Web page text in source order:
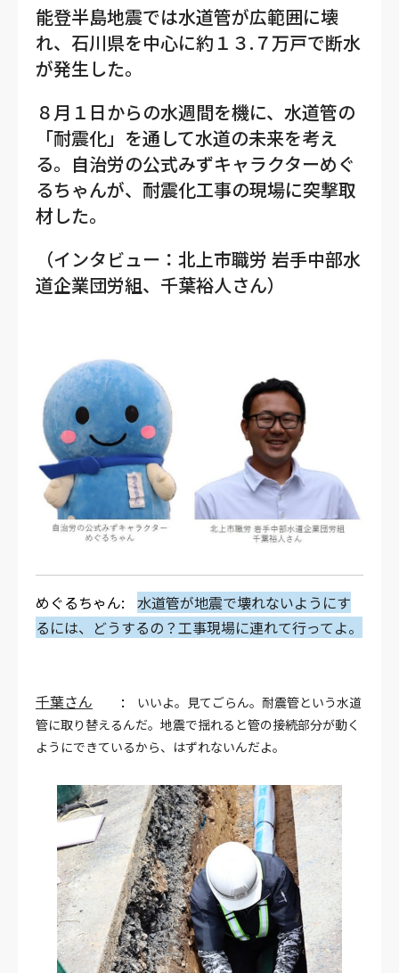
能登半島地震では水道管が広範囲に壊
れ、石川県を中心に約１３.７万戸で断水
が発生した。
８月１日からの水週間を機に、水道管の
「耐震化」を通して水道の未来を考え
る。自治労の公式みずキャラクターめぐ
るちゃんが、耐震化工事の現場に突撃取
材した。
（インタビュー：北上市職労 岩手中部水
道企業団労組、千葉裕人さん）
めぐるちゃん:
水道管が地震で壊れないようにす
るには、どうするの？工事現場に連れて行ってよ。
千葉さん : いいよ。見てごらん。耐震管という水道
管に取り替えるんだ。地震で揺れると管の接続部分が動く
ようにできているから、はずれないんだよ。